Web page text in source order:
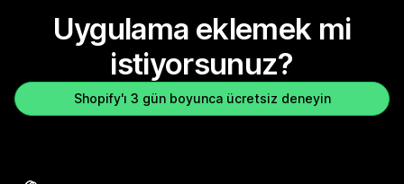
Uygulama eklemek mi
istiyorsunuz?
Shopify'ı 3 gün boyunca ücretsiz deneyin